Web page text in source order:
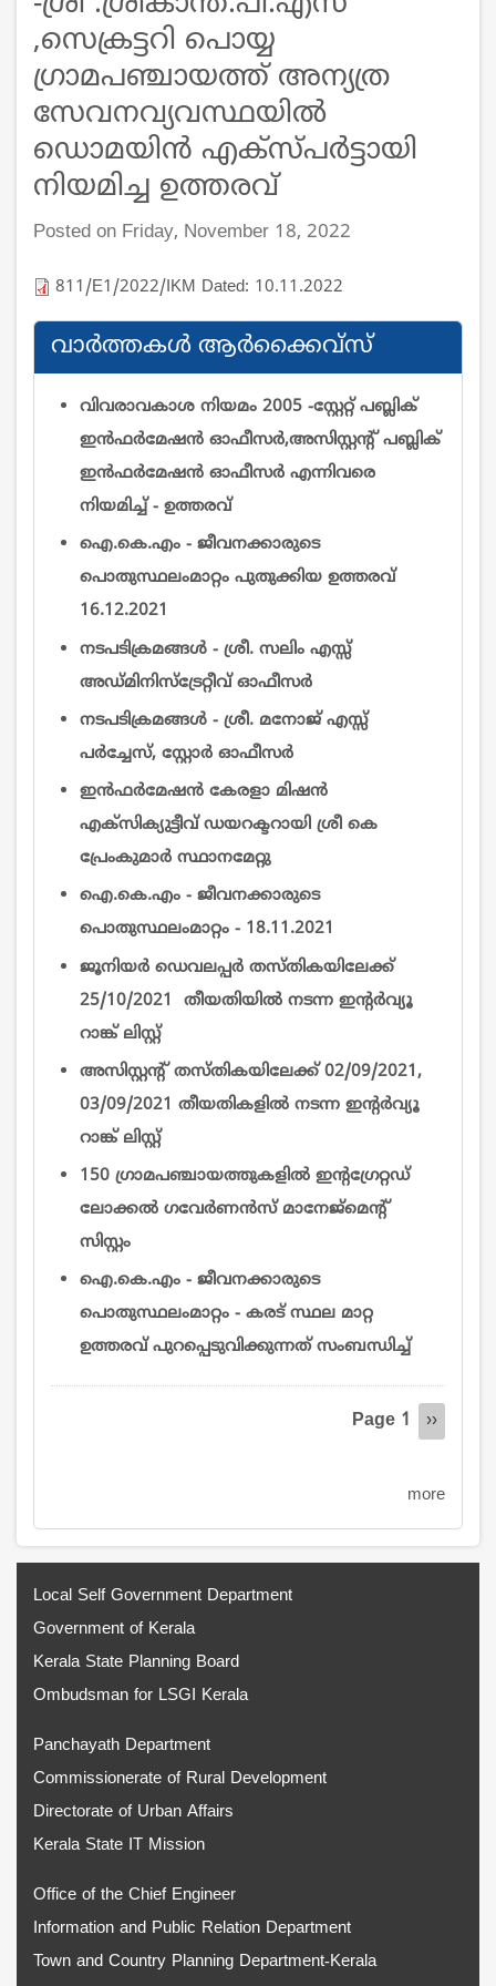
,സെക്രട്ടറി പൊയ്യ
ഗ്രാമപഞ്ചായത്ത് അന്യത്ര
സേവനവ്യവസ്ഥയിൽ
ഡൊമയിൻ എക്സ്പർട്ടായി
നിയമിച്ച ഉത്തരവ്
Posted on Friday, November 18, 2022
811/E1/2022/IKM Dated: 10.11.2022
വാര്‍ത്തകള്‍ ആര്‍ക്കൈവ്സ്
വിവരാവകാശ നിയമം 2005 -സ്റ്റേറ്റ് പബ്ലിക്
ഇന്‍ഫര്‍മേഷന്‍ ഓഫീസര്‍,അസിസ്റ്റന്റ് പബ്ലിക്
ഇന്‍ഫര്‍മേഷന്‍ ഓഫീസര്‍ എന്നിവരെ
നിയമിച്ച് - ഉത്തരവ്
ഐ.കെ.എം - ജീവനക്കാരുടെ
പൊതുസ്ഥലംമാറ്റം പുതുക്കിയ ഉത്തരവ്
16.12.2021
നടപടിക്രമങ്ങൾ - ശ്രീ. സലിം എസ്സ്
അഡ്മിനിസ്ട്രേറ്റീവ് ഓഫീസര്‍
നടപടിക്രമങ്ങൾ - ശ്രീ. മനോജ് എസ്സ്
പർച്ചേസ്, സ്റ്റോർ ഓഫീസര്‍
ഇന്‍ഫര്‍മേഷന്‍ കേരളാ മിഷന്‍
എക്സിക്യുട്ടീവ്‌ ഡയറക്ടറായി ശ്രീ കെ
പ്രേംകുമാര്‍ സ്ഥാനമേറ്റു
ഐ.കെ.എം - ജീവനക്കാരുടെ
പൊതുസ്ഥലംമാറ്റം - 18.11.2021
ജൂനിയർ ഡെവലപ്പർ തസ്തികയിലേക്ക്
25/10/2021 തീയതിയിൽ നടന്ന ഇന്റര്‍വ്യൂ
റാങ്ക് ലിസ്റ്റ്
അസിസ്റ്റന്റ് തസ്തികയിലേക്ക് 02/09/2021,
03/09/2021 തീയതികളിൽ നടന്ന ഇന്റര്‍വ്യൂ
റാങ്ക് ലിസ്റ്റ്
150 ഗ്രാമപഞ്ചായത്തുകളിൽ ഇന്റഗ്രേറ്റഡ്
ലോക്കൽ ഗവേർണൻസ് മാനേജ്‌മെന്റ്
സിസ്റ്റം
ഐ.കെ.എം - ജീവനക്കാരുടെ
പൊതുസ്ഥലംമാറ്റം - കരട് സ്ഥല മാറ്റ
ഉത്തരവ് പുറപ്പെടുവിക്കുന്നത് സംബന്ധിച്ച്
Page 1
Next
››
more
Local Self Government Department
Government of Kerala
Kerala State Planning Board
Ombudsman for LSGI Kerala
Panchayath Department
Commissionerate of Rural Development
Directorate of Urban Affairs
Kerala State IT Mission
Office of the Chief Engineer
Information and Public Relation Department
Town and Country Planning Department-Kerala